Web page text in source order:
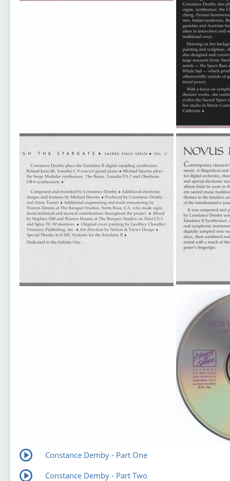
Constance Demby - Part One
Constance Demby - Part Two